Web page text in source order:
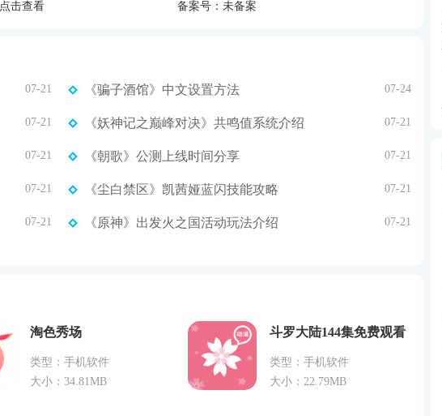
点击查看 备案号：未备案
07-21 《骗子酒馆》中文设置方法 07-24
07-21 《妖神记之巅峰对决》共鸣值系统介绍 07-21
07-21 《朝歌》公测上线时间分享 07-21
07-21 《尘白禁区》凯茜娅蓝闪技能攻略 07-21
07-21 《原神》出发火之国活动玩法介绍 07-21
淘色秀场
类型：手机软件
大小：34.81MB
斗罗大陆144集免费观看
类型：手机软件
大小：22.79MB